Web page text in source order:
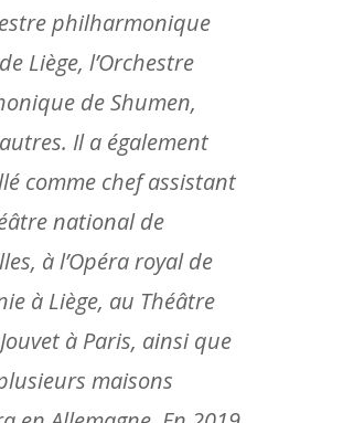
philharmonique
Liège, l’Orchestre
de Shumen,
Il a également
comme chef assistant
national de
à l’Opéra royal de
à Liège, au Théâtre
à Paris, ainsi que
maisons